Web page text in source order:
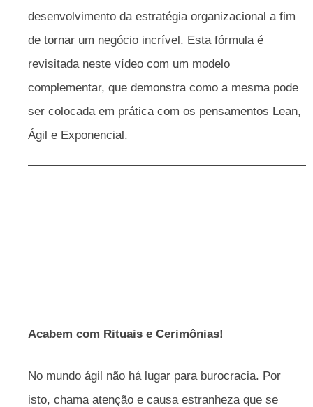
desenvolvimento da estratégia organizacional a fim
de tornar um negócio incrível. Esta fórmula é
revisitada neste vídeo com um modelo
complementar, que demonstra como a mesma pode
ser colocada em prática com os pensamentos Lean,
Ágil e Exponencial.
Acabem com Rituais e Cerimônias!
No mundo ágil não há lugar para burocracia. Por
isto, chama atenção e causa estranheza que se